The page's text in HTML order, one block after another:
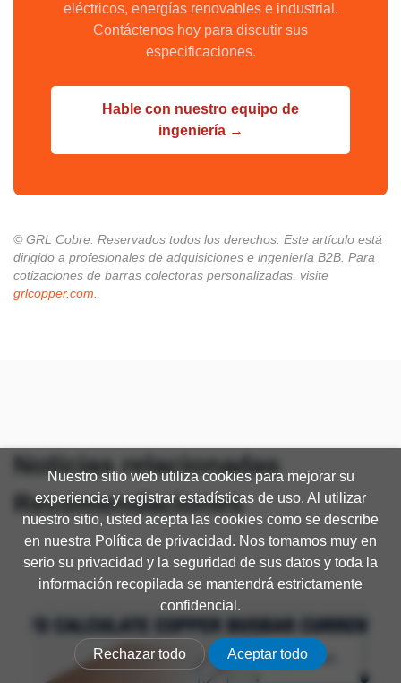
Nuestro sitio web utiliza cookies para mejorar su
experiencia y registrar estadísticas de uso. Al utilizar
nuestro sitio, usted acepta las cookies como se describe
en nuestra Política de privacidad. Nos tomamos muy en
serio su privacidad y la seguridad de sus datos y toda la
información recopilada se mantendrá estrictamente
confidencial.
Rechazar todo Aceptar todo
eléctricos, energías renovables e industrial.
Contáctenos hoy para discutir sus
especificaciones.
Hable con nuestro equipo de
ingeniería →
© GRL Cobre. Reservados todos los derechos. Este artículo está
dirigido a profesionales de adquisiciones e ingeniería B2B. Para
cotizaciones de barras colectoras personalizadas, visite
grlcopper.com.
Noticias relacionadas
Recomendaciones
Spanish